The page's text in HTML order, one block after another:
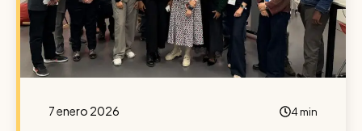
7 enero 2026 4 min